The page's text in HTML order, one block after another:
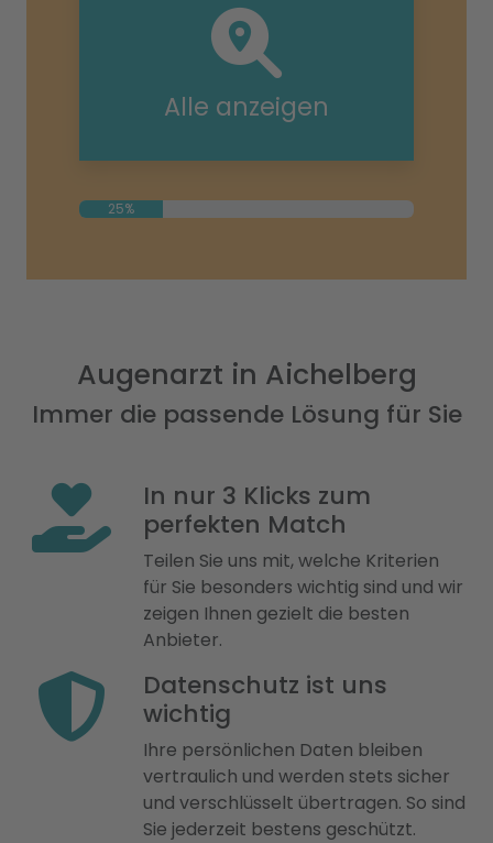
Alle anzeigen
25%
Augenarzt in Aichelberg
Immer die passende Lösung für Sie
In nur 3 Klicks zum
perfekten Match
Teilen Sie uns mit, welche Kriterien
für Sie besonders wichtig sind und wir
zeigen Ihnen gezielt die besten
Anbieter.
Datenschutz ist uns
wichtig
Ihre persönlichen Daten bleiben
vertraulich und werden stets sicher
und verschlüsselt übertragen. So sind
Sie jederzeit bestens geschützt.